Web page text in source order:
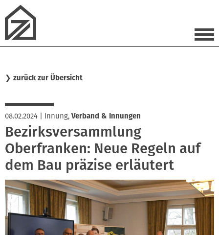
❯ zurück zur Übersicht
08.02.2024 Innung, Verband & Innungen
Bezirksversammlung
Oberfranken: Neue Regeln auf
dem Bau präzise erläutert